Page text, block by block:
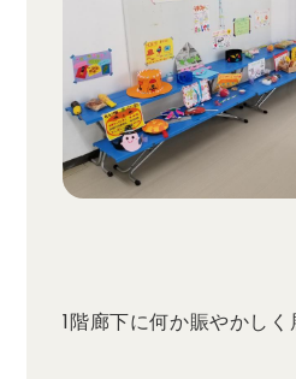
1階廊下に何か賑やかしく